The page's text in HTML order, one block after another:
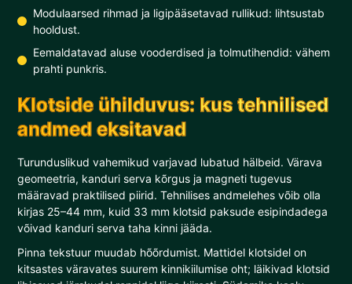
Modulaarsed rihmad ja ligipääsetavad rullikud: lihtsustab
hooldust.
Eemaldatavad aluse vooderdised ja tolmutihendid: vähem
prahti punkris.
Klotside ühilduvus: kus tehnilised
andmed eksitavad
Turunduslikud vahemikud varjavad lubatud hälbeid. Värava
geomeetria, kanduri serva kõrgus ja magneti tugevus
määravad praktilised piirid. Tehnilises andmelehes võib olla
kirjas 25–44 mm, kuid 33 mm klotsid paksude esipindadega
võivad kanduri serva taha kinni jääda.
Pinna tekstuur muudab hõõrdumist. Mattidel klotsidel on
kitsastes väravates suurem kinnikiilumise oht; läikivad klotsid